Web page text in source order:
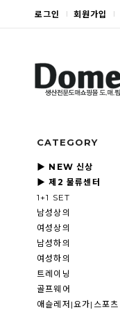
로그인 회원가입
CATEGORY
▶ NEW 신상
▶ 제2 물류센터
1+1 SET
남성상의
여성상의
남성하의
여성하의
트레이닝
골프웨어
애슬레저|요가|스포츠